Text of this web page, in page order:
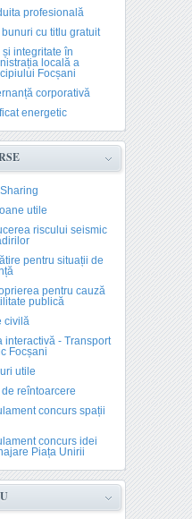
profesională
bunuri cu titlu gratuit
și integritate în
locală a
Focșani
corporativă
energetic
utile
riscului seismic
pentru situații de
pentru cauză
publică
civilă
interactivă - Transport
Focșani
utile
reîntoarcere
concurs spații
concurs idei
Piața Unirii